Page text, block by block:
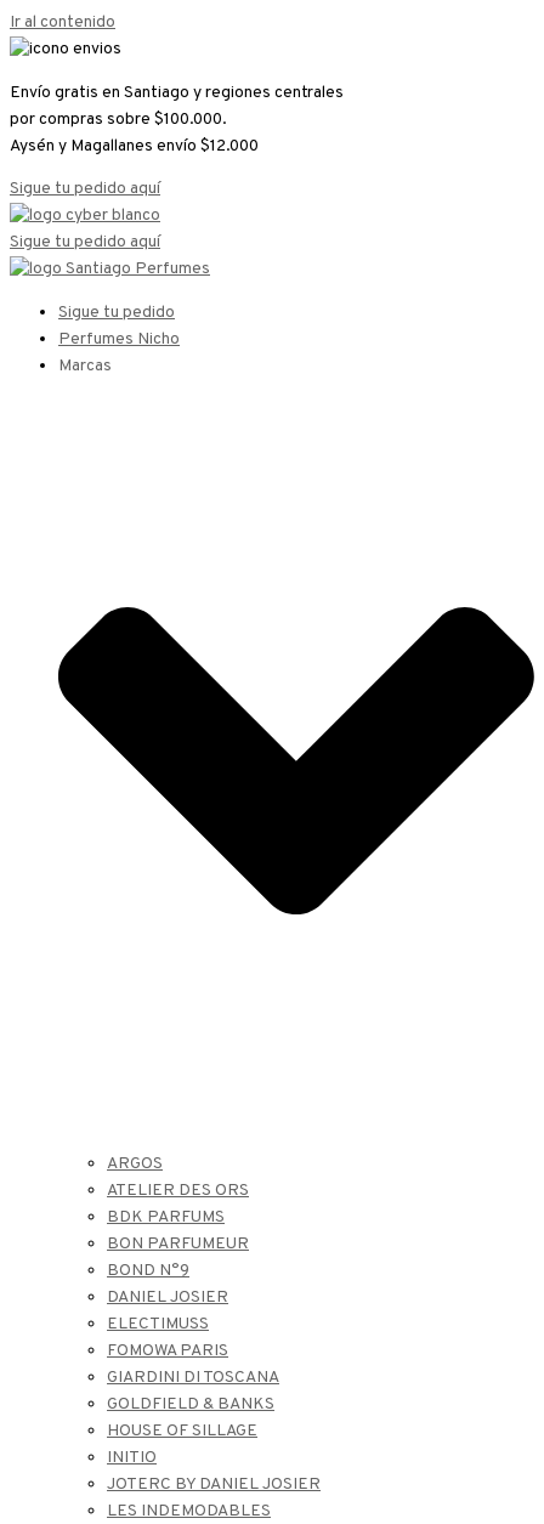
Ir al contenido
Envío gratis en Santiago y regiones centrales
por compras sobre $100.000.
Aysén y Magallanes envío $12.000
Sigue tu pedido aquí
Sigue tu pedido aquí
Sigue tu pedido
Perfumes Nicho
Marcas
ARGOS
ATELIER DES ORS
BDK PARFUMS
BON PARFUMEUR
BOND N°9
DANIEL JOSIER
ELECTIMUSS
FOMOWA PARIS
GIARDINI DI TOSCANA
GOLDFIELD & BANKS
HOUSE OF SILLAGE
INITIO
JOTERC BY DANIEL JOSIER
LES INDEMODABLES